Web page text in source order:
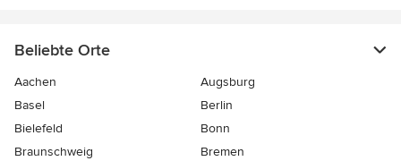
Beliebte Orte
Aachen
Augsburg
Basel
Berlin
Bielefeld
Bonn
Braunschweig
Bremen